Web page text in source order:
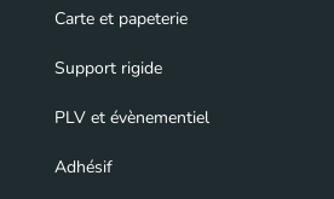
Carte et papeterie
Support rigide
PLV et évènementiel
Adhésif